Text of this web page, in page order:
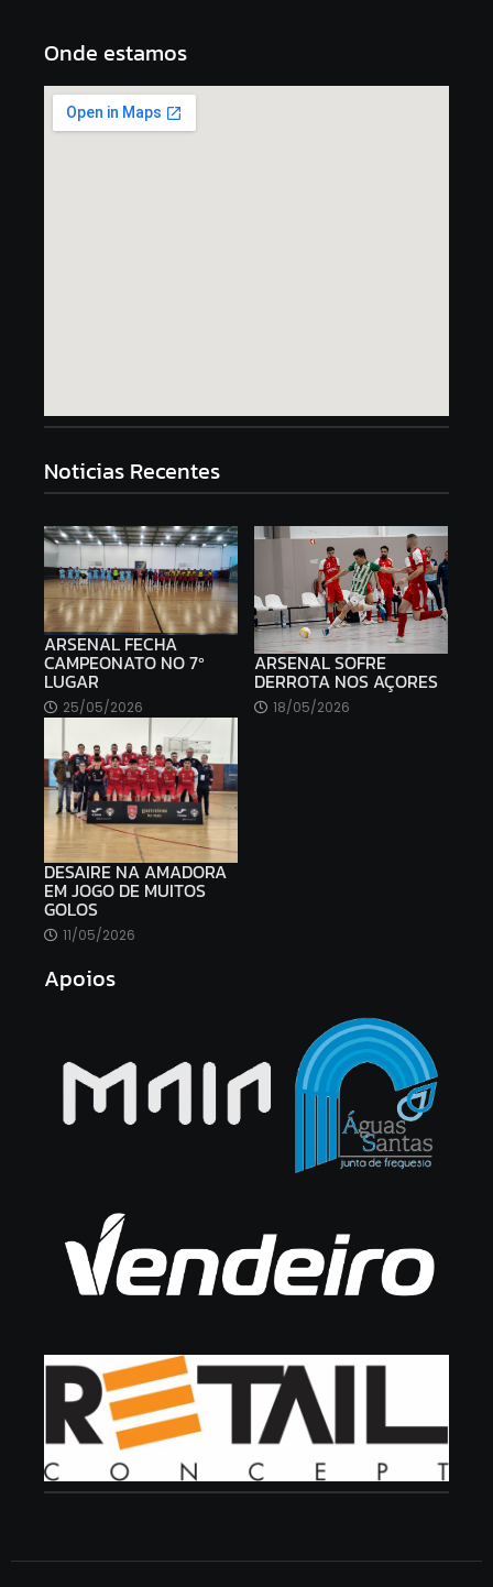
Onde estamos
Noticias Recentes
ARSENAL FECHA
CAMPEONATO NO 7º
LUGAR
25/05/2026
ARSENAL SOFRE
DERROTA NOS AÇORES
18/05/2026
DESAIRE NA AMADORA
EM JOGO DE MUITOS
GOLOS
11/05/2026
Apoios